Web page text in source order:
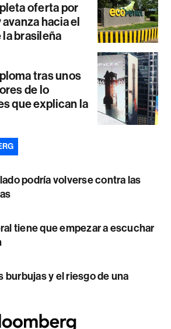
oferta por
hacia el
brasileña
tras unos
de lo
que explican la
podría volverse contra las
tiene que empezar a escuchar
burbujas y el riesgo de una